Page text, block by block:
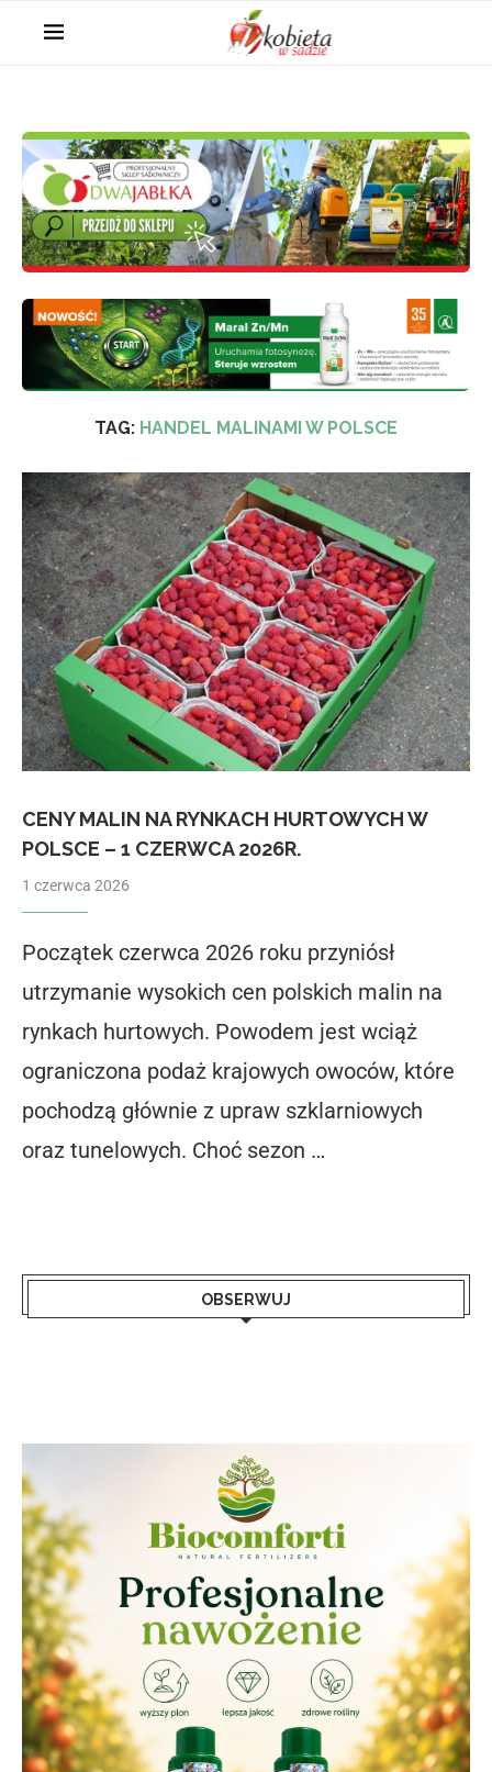
TAG: HANDEL MALINAMI W POLSCE
CENY MALIN NA RYNKACH HURTOWYCH W
POLSCE – 1 CZERWCA 2026R.
1 czerwca 2026
Początek czerwca 2026 roku przyniósł
utrzymanie wysokich cen polskich malin na
rynkach hurtowych. Powodem jest wciąż
ograniczona podaż krajowych owoców, które
pochodzą głównie z upraw szklarniowych
oraz tunelowych. Choć sezon …
OBSERWUJ